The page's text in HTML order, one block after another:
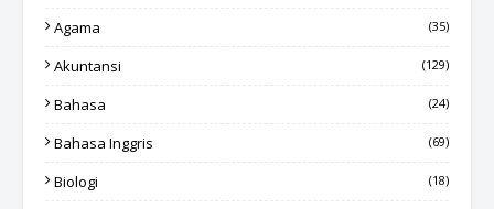
Agama (35)
Akuntansi (129)
Bahasa (24)
Bahasa Inggris (69)
Biologi (18)